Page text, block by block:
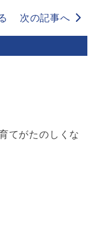
次の記事へ
てがたのしくな